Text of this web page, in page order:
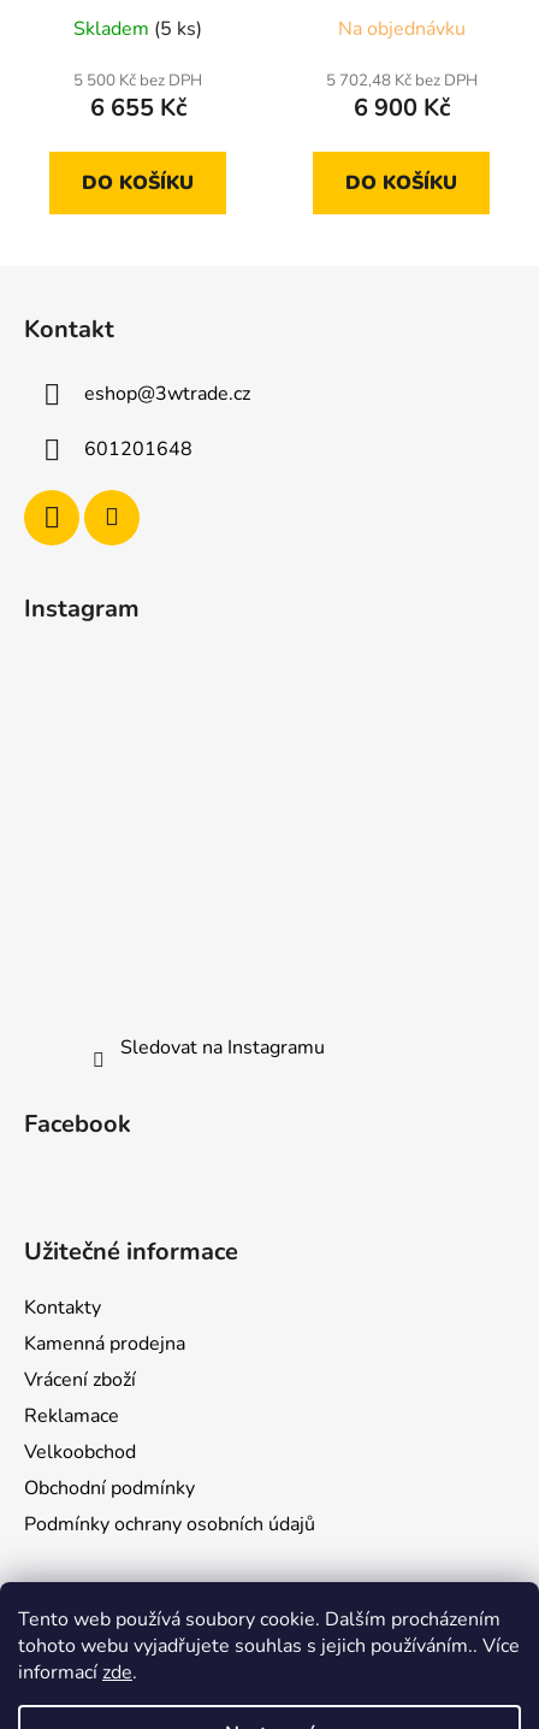
Tento web používá soubory cookie. Dalším procházením
tohoto webu vyjadřujete souhlas s jejich používáním.. Více
informacízde.
Skladem (5 ks)
5 500 Kč bez DPH
6 655 Kč
DO KOŠÍKU
Bottomland®
Na objednávku
5 702,48 Kč bez DPH
6 900 Kč
DO KOŠÍKU
Kontakt
eshop@3wtrade.cz
601201648
Instagram
Sledovat na Instagramu
Facebook
Užitečné informace
Kontakty
Kamenná prodejna
Vrácení zboží
Reklamace
Velkoobchod
Obchodní podmínky
Podmínky ochrany osobních údajů
Aktuality
Jak namontovat a nastřelit puškohled na zbraň